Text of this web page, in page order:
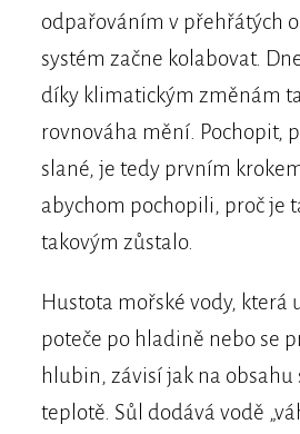
odpařováním v přehřátých
systém začne kolabovat.
díky klimatickým změnám
rovnováha mění. Pochopit,
slané, je tedy prvním
abychom pochopili, proč je
takovým zůstalo.
Hustota mořské vody, která
poteče po hladině nebo se
hlubin, závisí jak na obsahu
teplotě. Sůl dodává vodě